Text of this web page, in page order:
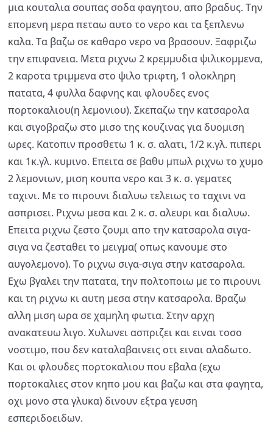
μια κουταλια σουπας σοδα φαγητου, απο βραδυς. Την
επομενη μερα πεταω αυτο το νερο και τα ξεπλενω
καλα. Τα βαζω σε καθαρο νερο να βρασουν. Ξαφριζω
την επιφανεια. Μετα ριχνω 2 κρεμμυδια ψιλικομμενα,
2 καροτα τριμμενα στο ψιλο τριφτη, 1 ολοκληρη
πατατα, 4 φυλλα δαφνης και φλουδες ενος
πορτοκαλιου(η λεμονιου). Σκεπαζω την κατσαρολα
και σιγοβραζω στο μισο της κουζινας για δυομιση
ωρες. Κατοπιν προσθετω 1 κ. σ. αλατι, 1/2 κ.γλ. πιπερι
και 1κ.γλ. κυμινο. Επειτα σε βαθυ μπωλ ριχνω το χυμο
2 λεμονιων, μιση κουπα νερο και 3 κ. σ. γεματες
ταχινι. Με το πιρουνι διαλυω τελειως το ταχινι να
ασπρισει. Ριχνω μεσα και 2 κ. σ. αλευρι και διαλυω.
Επειτα ριχνω ζεστο ζουμι απο την κατσαρολα σιγα-
σιγα να ζεσταθει το μειγμα( οπως κανουμε στο
αυγολεμονο). Το ριχνω σιγα-σιγα στην κατσαρολα.
Εχω βγαλει την πατατα, την πολτοποιω με το πιρουνι
και τη ριχνω κι αυτη μεσα στην κατσαρολα. Βραζω
αλλη μιση ωρα σε χαμηλη φωτια. Στην αρχη
ανακατευω λιγο. Χυλωνει ασπριζει και ειναι τοσο
νοστιμο, που δεν καταλαβαινεις οτι ειναι αλαδωτο.
Και οι φλουδες πορτοκαλιου που εβαλα (εχω
πορτοκαλιες στον κηπο μου και βαζω και στα φαγητα,
οχι μονο στα γλυκα) δινουν εξτρα γευση
εσπεριδοειδων.